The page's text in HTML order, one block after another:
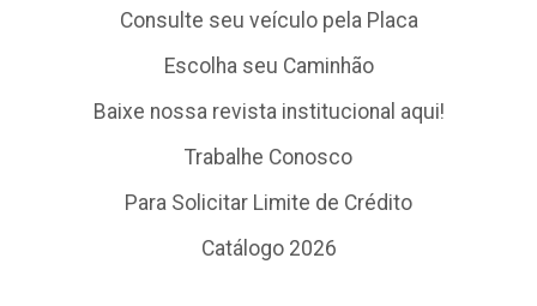
Consulte seu veículo pela Placa
Escolha seu Caminhão
Baixe nossa revista institucional aqui!
Trabalhe Conosco
Para Solicitar Limite de Crédito
Catálogo 2026